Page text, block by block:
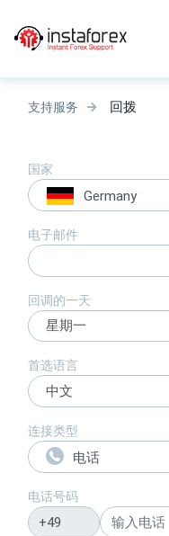
支持服务 回拨
国家
Germany
电子邮件
回调的一天
星期一
首选语言
中文
连接类型
电话
电话号码